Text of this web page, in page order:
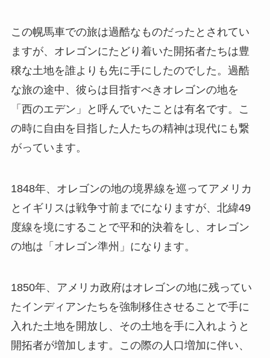
この幌馬車での旅は過酷なものだったとされてい
ますが、オレゴンにたどり着いた開拓者たちは豊
穣な土地を誰よりも先に手にしたのでした。過酷
な旅の途中、彼らは目指すべきオレゴンの地を
「西のエデン」と呼んでいたことは有名です。こ
の時に自由を目指した人たちの精神は現代にも繋
がっています。
1848年、オレゴンの地の境界線を巡ってアメリカ
とイギリスは戦争寸前までになりますが、北緯49
度線を境にすることで平和的決着をし、オレゴン
の地は「オレゴン準州」になります。
1850年、アメリカ政府はオレゴンの地に残ってい
たインディアンたちを強制移住させることで手に
入れた土地を開放し、その土地を手に入れようと
開拓者が増加します。この際の人口増加に伴い、